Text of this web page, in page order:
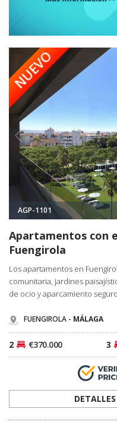
NUEVO
AGP-1101
Apartamentos con
Fuengirola
Los apartamentos en
comunitaria, jardines
de ocio y aparcamiento
FUENGIROLA - MÁLAGA
2 €370.000 3